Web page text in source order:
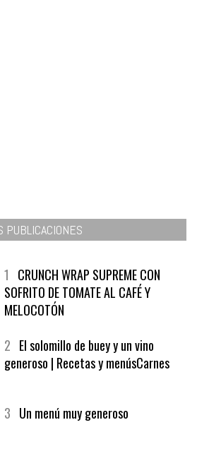
PUBLICACIONES
1 CRUNCH WRAP SUPREME CON
SOFRITO DE TOMATE AL CAFÉ Y
MELOCOTÓN
2 El solomillo de buey y un vino
generoso | Recetas y menúsCarnes
3 Un menú muy generoso